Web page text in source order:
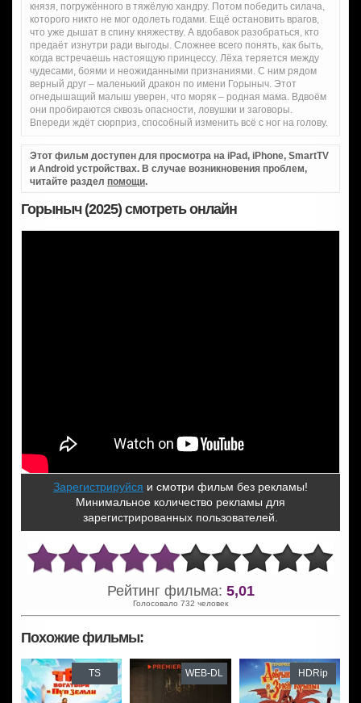
князя, погружённого в тяжёлую хандру. Потом победить силача,
которого никто не мог одолеть годами. Ещё остановить врагов,
что уже дышат в спину княжеству. А вдобавок разобраться, кто
предаёт изнутри ради выгоды. Сложнее всего понять, как быть,
когда встречаешь настоящую принцессу. Лёха теряется между
чудесами, боями и неожиданными признаниями. С ним рядом
верный друг – маленький дракон по имени Горыныч. Этот
огнедышащий малыш уверен, что моряк – родная мама. Вдвоём
они пробираются сквозь опасности, ловушки и заговоры.
Впереди ждёт сюрприз, способный изменить всё с ног на голову.
Этот фильм доступен для просмотра на iPad, iPhone, SmartTV
и Android устройствах. В случае возникновения проблем,
читайте раздел помощи.
Горыныч (2025) смотреть онлайн
Зарегистрируйся и смотри фильм без рекламы!
Минимальное количество рекламы для
зарегистрированных пользователей.
Рейтинг фильма: 5,01
Голосовало 732 человек
Похожие фильмы:
TS WEB-DL HDRip